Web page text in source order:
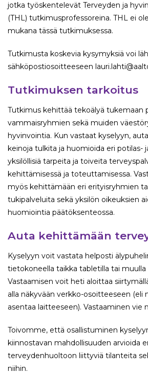
jotka työskentelevät Terveyden ja
(THL) tutkimusprofessoreina. THL ei
mukana tässä tutkimuksessa.
Tutkimusta koskevia kysymyksiä voi
sähköpostiosoitteeseen
Tutkimuksen tarkoitus
Tutkimus kehittää tekoälyä tukemaan
vammaisryhmien sekä muiden
hyvinvointia. Kun vastaat kyselyyn,
keinoja tulkita ja huomioida eri potilas-
yksilöllisiä tarpeita ja toiveita
kehittämisessä ja toteuttamisessa.
myös kehittämään eri erityisryhmien
tukipalveluita sekä yksilön oikeuksien
huomiointia päätöksenteossa.
Auta kehittämään
Kyselyyn voit vastata helposti
tietokoneella taikka tabletilla tai muulla
Vastaamisen voit heti aloittaa
alla näkyvään verkko-osoitteeseen (eli
asentaa laitteeseen). Vastaaminen vie
Toivomme, että osallistuminen
kiinnostavan mahdollisuuden arvioida
terveydenhuoltoon liittyviä tilanteita
niihin.